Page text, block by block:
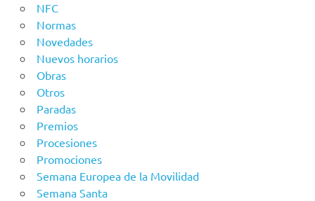
NFC
Normas
Novedades
Nuevos horarios
Obras
Otros
Paradas
Premios
Procesiones
Promociones
Semana Europea de la Movilidad
Semana Santa